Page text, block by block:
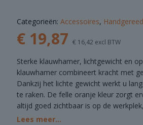
Categorieën: Accessoires,
€ 19,87 € 16,42 excl BTW
Sterke klauwhamer, lichtgewicht en
klauwhamer combineert kracht met
Dankzij het lichte gewicht werkt u
te raken. De felle oranje kleur zorgt
altijd goed zichtbaar is op de
Lees meer...
COMBI
DEALS